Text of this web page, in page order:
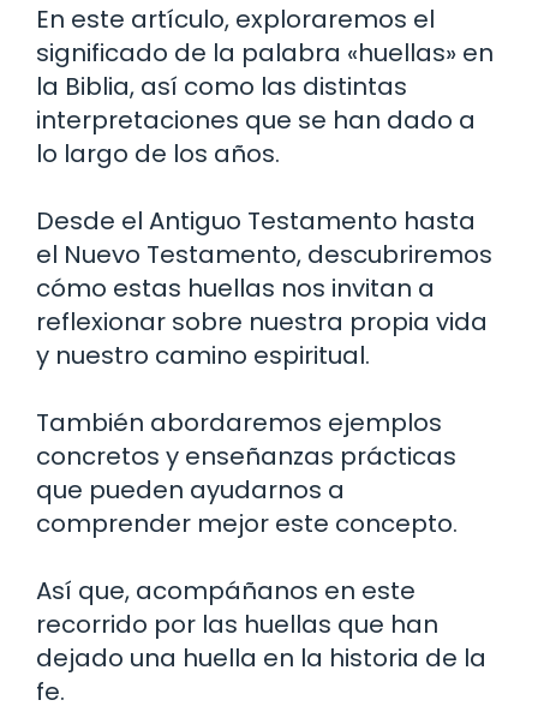
En este artículo, exploraremos el
significado de la palabra «huellas» en
la Biblia, así como las distintas
interpretaciones que se han dado a
lo largo de los años.
Desde el Antiguo Testamento hasta
el Nuevo Testamento, descubriremos
cómo estas huellas nos invitan a
reflexionar sobre nuestra propia vida
y nuestro camino espiritual.
También abordaremos ejemplos
concretos y enseñanzas prácticas
que pueden ayudarnos a
comprender mejor este concepto.
Así que, acompáñanos en este
recorrido por las huellas que han
dejado una huella en la historia de la
fe.